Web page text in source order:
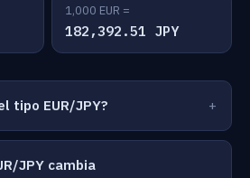
1,000 EUR =
182,392.51 JPY
tipo EUR/JPY?
JPY cambia